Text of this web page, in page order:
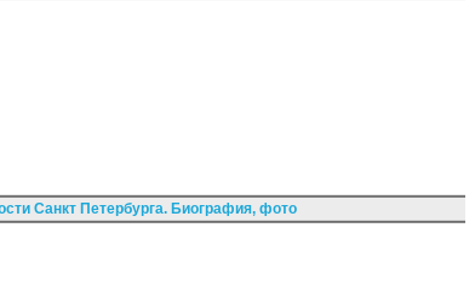
Санкт Петербурга. Биография, фото